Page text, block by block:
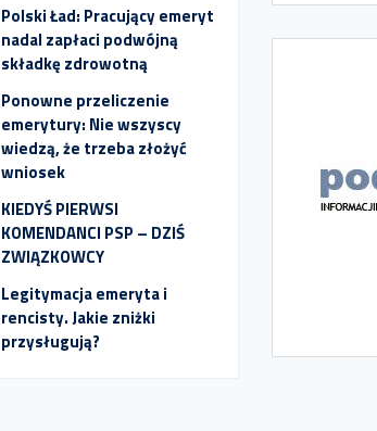
Polski Ład: Pracujący emeryt
nadal zapłaci podwójną
składkę zdrowotną
Ponowne przeliczenie
emerytury: Nie wszyscy
wiedzą, że trzeba złożyć
wniosek
KIEDYŚ PIERWSI
KOMENDANCI PSP – DZIŚ
ZWIĄZKOWCY
Legitymacja emeryta i
rencisty. Jakie zniżki
przysługują?